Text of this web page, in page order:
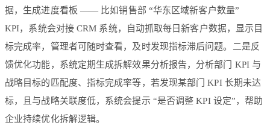
据，生成进度看板 —— 比如销售部 “华东区域新客户数量”
KPI，系统会对接 CRM 系统，自动抓取每日新客户数据，显示目
标完成率，管理者可随时查看，及时发现指标滞后问题。二是反
馈优化功能，系统定期生成拆解效果分析报告，分析部门 KPI 与
战略目标的匹配度、指标完成率等，若发现某部门 KPI 长期未达
标，且与战略关联度低，系统会提示 “是否调整 KPI 设定”，帮助
企业持续优化拆解逻辑。